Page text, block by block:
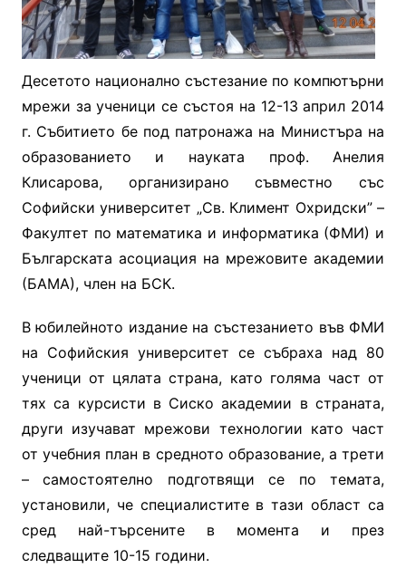
Десетото национално състезание по компютърни
мрежи за ученици се състоя на 12-13 април 2014
г. Събитието бе под патронажа на Министъра на
образованието и науката проф. Анелия
Клисарова, организирано съвместно със
Софийски университет „Св. Климент Охридски” –
Факултет по математика и информатика (ФМИ) и
Българската асоциация на мрежовите академии
(БАМА), член на БСК.
В юбилейното издание на състезанието във ФМИ
на Софийския университет се събраха над 80
ученици от цялата страна, като голяма част от
тях са курсисти в Сиско академии в страната,
други изучават мрежови технологии като част
от учебния план в средното образование, а трети
– самостоятелно подготвящи се по темата,
установили, че специалистите в тази област са
сред най-търсените в момента и през
следващите 10-15 години.